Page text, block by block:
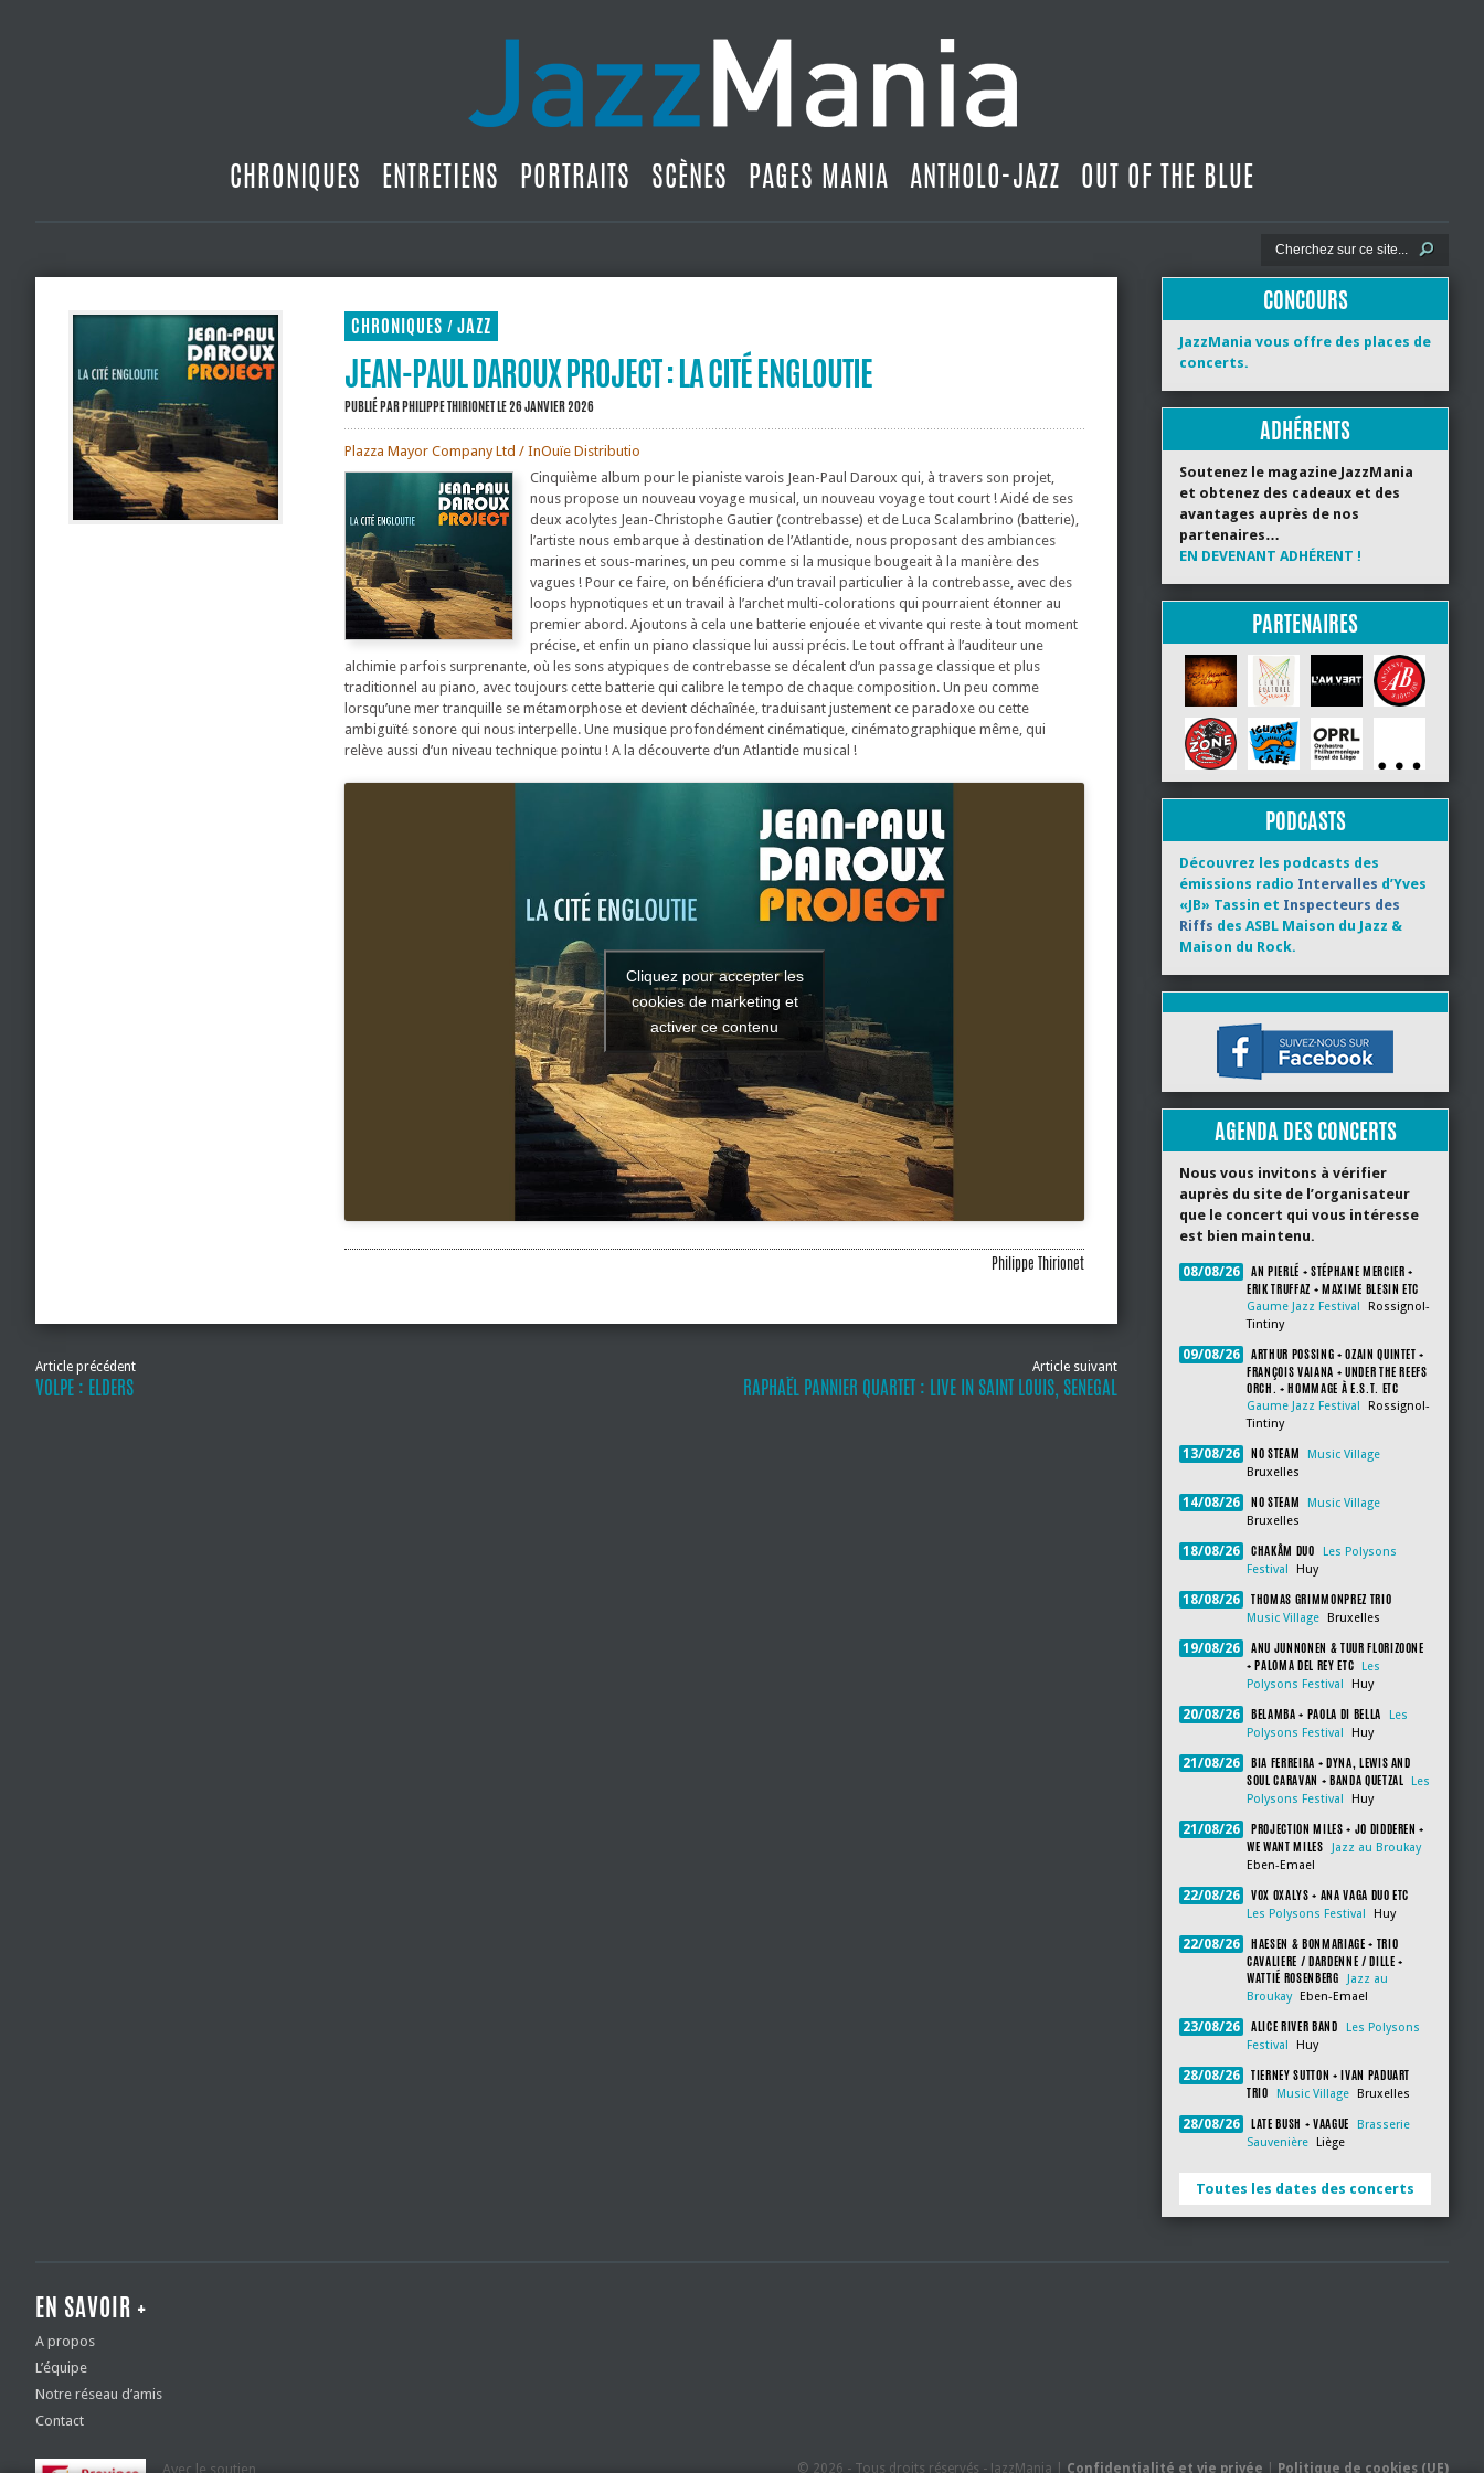
CHRONIQUES ENTRETIENS PORTRAITS SCÈNES PAGES MANIA ANTHOLO-JAZZ OUT OF THE BLUE
CHRONIQUES / JAZZ
JEAN-PAUL DAROUX PROJECT : LA CITÉ ENGLOUTIE
PUBLIÉ PARPHILIPPE THIRIONETLE 26 JANVIER 2026
Plazza Mayor Company Ltd / InOuïe Distributio
Cinquième album pour le pianiste varois Jean-Paul Daroux qui, à travers son projet,
nous propose un nouveau voyage musical, un nouveau voyage tout court ! Aidé de ses
deux acolytes Jean-Christophe Gautier (contrebasse) et de Luca Scalambrino (batterie),
l’artiste nous embarque à destination de l’Atlantide, nous proposant des ambiances
marines et sous-marines, un peu comme si la musique bougeait à la manière des
vagues ! Pour ce faire, on bénéficiera d’un travail particulier à la contrebasse, avec des
loops hypnotiques et un travail à l’archet multi-colorations qui pourraient étonner au
premier abord. Ajoutons à cela une batterie enjouée et vivante qui reste à tout moment
précise, et enfin un piano classique lui aussi précis. Le tout offrant à l’auditeur une
alchimie parfois surprenante, où les sons atypiques de contrebasse se décalent d’un passage classique et plus
traditionnel au piano, avec toujours cette batterie qui calibre le tempo de chaque composition. Un peu comme
lorsqu’une mer tranquille se métamorphose et devient déchaînée, traduisant justement ce paradoxe ou cette
ambiguïté sonore qui nous interpelle. Une musique profondément cinématique, cinématographique même, qui
relève aussi d’un niveau technique pointu ! A la découverte d’un Atlantide musical !
Cliquez pour accepter les
cookies de marketing et
activer ce contenu
Philippe Thirionet
Article précédent
VOLPE : ELDERS
Article suivant
RAPHAËL PANNIER QUARTET : LIVE IN SAINT LOUIS, SENEGAL
CONCOURS
JazzMania vous offre des places de
concerts.
ADHÉRENTS
Soutenez le magazine JazzMania
et obtenez des cadeaux et des
avantages auprès de nos
partenaires…
EN DEVENANT ADHÉRENT !
PARTENAIRES
PODCASTS
Découvrez les podcasts des
émissions radio Intervalles d’Yves
«JB» Tassin et Inspecteurs des
Riffs des ASBL Maison du Jazz &
Maison du Rock.
AGENDA DES CONCERTS
Nous vous invitons à vérifier
auprès du site de l’organisateur
que le concert qui vous intéresse
est bien maintenu.
08/08/26
AN PIERLÉ + STÉPHANE MERCIER +
ERIK TRUFFAZ + MAXIME BLESIN ETC
Gaume Jazz Festival
Rossignol-
Tintiny
09/08/26
ARTHUR POSSING + OZAIN QUINTET +
FRANÇOIS VAIANA + UNDER THE REEFS
ORCH. + HOMMAGE À E.S.T. ETC
Gaume Jazz Festival
Rossignol-
Tintiny
13/08/26 NO STEAM
Music Village
Bruxelles
14/08/26 NO STEAM
Music Village
Bruxelles
18/08/26 CHAKÂM DUO
Les Polysons
Festival
Huy
18/08/26 THOMAS GRIMMONPREZ TRIO
Music Village Bruxelles
19/08/26
ANU JUNNONEN & TUUR FLORIZOONE
+ PALOMA DEL REY ETC
Les
Polysons Festival
Huy
20/08/26 BELAMBA + PAOLA DI BELLA
Les
Polysons Festival
Huy
21/08/26
BIA FERREIRA + DYNA, LEWIS AND
SOUL CARAVAN + BANDA QUETZAL
Les
Polysons Festival
Huy
21/08/26
PROJECTION MILES + JO DIDDEREN +
WE WANT MILES
Jazz au Broukay
Eben-Emael
22/08/26 VOX OXALYS + ANA VAGA DUO ETC
Les Polysons Festival Huy
22/08/26
HAESEN & BONMARIAGE + TRIO
CAVALIERE / DARDENNE / DILLE +
WATTIÉ ROSENBERG
Jazz au
Broukay
Eben-Emael
23/08/26 ALICE RIVER BAND
Les Polysons
Festival
Huy
28/08/26
TIERNEY SUTTON + IVAN PADUART
TRIO
Music Village Bruxelles
28/08/26 LATE BUSH + VAAGUE
Brasserie
Sauvenière
Liège
Toutes les dates des concerts
EN SAVOIR +
A propos
L’équipe
Notre réseau d’amis
Contact
Avec le soutien © 2026 - Tous droits réservés - JazzMania | Confidentialité et vie privée Politique de cookies (UE)